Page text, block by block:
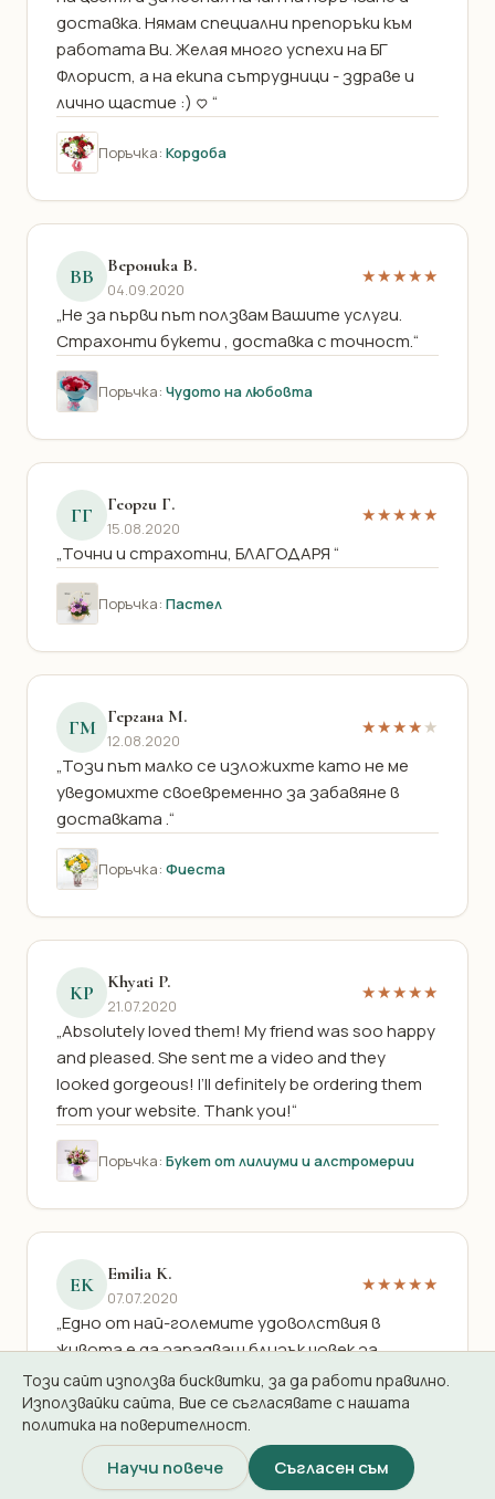
Този сайт използва бисквитки, за да работи правилно.
Използвайки сайта, Вие се съгласявате с нашата
политика на поверителност.
Научи повече Съгласен съм
доставка. Нямам специални препоръки към
работата Ви. Желая много успехи на БГ
Флорист, а на екипа сътрудници - здраве и
лично щастие :) <3 “
Поръчка: Кордоба
ВВ Вероника В.
04.09.2020
★★★★★
„Не за първи път ползвам Вашите услуги.
Страхонти букети , доставка с точност.“
Поръчка: Чудото на любовта
ГГ Георги Г.
15.08.2020
★★★★★
„Точни и страхотни, БЛАГОДАРЯ “
Поръчка: Пастел
ГМ Гергана М.
12.08.2020
★★★★★
„Този път малко се изложихте като не ме
уведомихте своевременно за забавяне в
доставката .“
Поръчка: Фиеста
KP Khyati P.
21.07.2020
★★★★★
„Absolutely loved them! My friend was soo happy
and pleased. She sent me a video and they
looked gorgeous! I’ll definitely be ordering them
from your website. Thank you!“
Поръчка: Букет от лилиуми и алстромерии
EK Emilia K.
07.07.2020
★★★★★
„Едно от най-големите удоволствия в
живота е да зарадваш близък човек за
празника. За осъществяване на тази идея ми
помогна екипа на БГФлорист, който достави
заявената поръчка от много красива
кошница с рози и лилиуми за рождения ден на
майка ми ... изненадата беше огромна и тя